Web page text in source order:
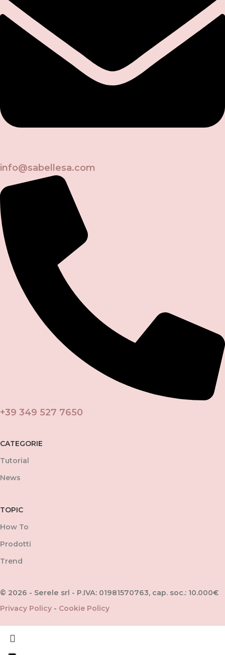
info@sabellesa.com
+39 349 527 7650
CATEGORIE
Tutorial
News
TOPIC
How To
Prodotti
Trend
© 2026 - Serele srl - P.IVA: 01981570763, cap. soc.: 10.000€
Privacy Policy - Cookie Policy